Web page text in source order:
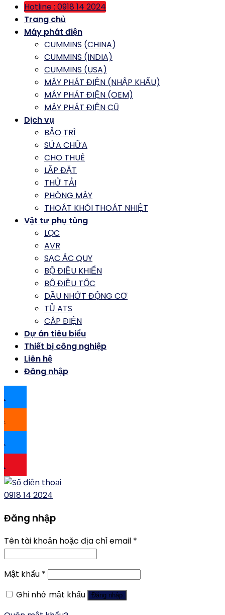
Hotline : 0918 14 2024
Trang chủ
Máy phát điện
CUMMINS (CHINA)
CUMMINS (INDIA)
CUMMINS (USA)
MÁY PHÁT ĐIỆN (NHẬP KHẨU)
MÁY PHÁT ĐIỆN (OEM)
MÁY PHÁT ĐIỆN CŨ
Dịch vụ
BẢO TRÌ
SỬA CHỮA
CHO THUÊ
LẮP ĐẶT
THỬ TẢI
PHÒNG MÁY
THOÁT KHÓI THOÁT NHIỆT
Vật tư phụ tùng
LỌC
AVR
SẠC ẮC QUY
BỘ ĐIỀU KHIỂN
BỘ ĐIỀU TỐC
DẦU NHỚT ĐỘNG CƠ
TỦ ATS
CÁP ĐIỆN
Dự án tiêu biểu
Thiết bị công nghiệp
Liên hệ
Đăng nhập
.
.
.
.
0918 14 2024
Đăng nhập
Tên tài khoản hoặc địa chỉ email *
Mật khẩu *
Ghi nhớ mật khẩu
Đăng nhập